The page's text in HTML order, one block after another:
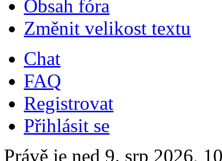
Obsah fóra
Změnit velikost textu
Chat
FAQ
Registrovat
Přihlásit se
Právě je ned 9. srp 2026,